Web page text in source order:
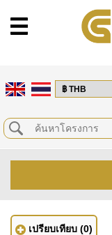
เปรียบเทียบ (0)